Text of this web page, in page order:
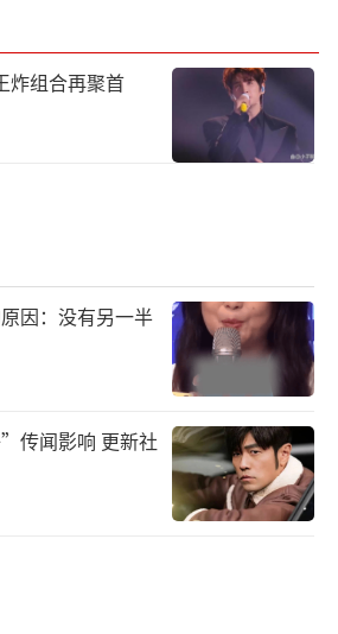
任制片人、著名影视演员代
演，封柏、阎必果、陈翰
源、庄颖等优秀青年演员联
创阵容将为《爱在炊烟袅袅
炸组合再聚首
因：没有另一半
传闻影响 更新社